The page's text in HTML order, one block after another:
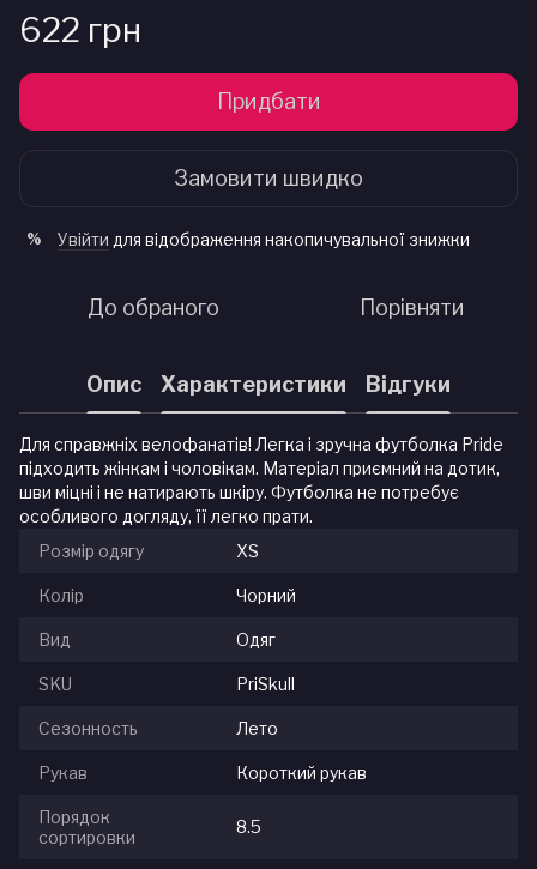
622 грн
Придбати
Замовити швидко
% Увійти для відображення накопичувальної знижки
До обраного Порівняти
Опис Характеристики Відгуки
Для справжніх велофанатів! Легка і зручна футболка Pride
підходить жінкам і чоловікам. Матеріал приємний на дотик,
шви міцні і не натирають шкіру. Футболка не потребує
особливого догляду, її легко прати.
Розмір одягу
XS
Колір Чорний
Вид Одяг
SKU PriSkull
Сезонность Лето
Рукав Короткий рукав
Порядок
сортировки
8.5